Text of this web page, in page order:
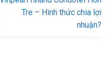
Tre – Hình thức chia lợi
nhuận?